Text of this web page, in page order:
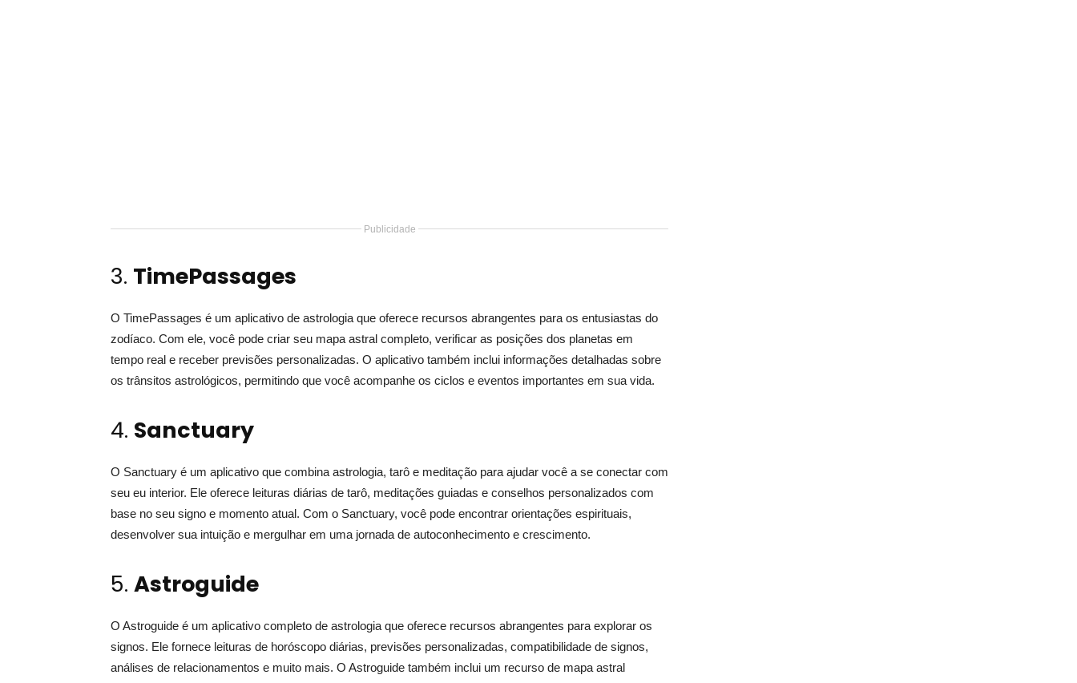
Publicidade
3. TimePassages
O TimePassages é um aplicativo de astrologia que oferece recursos abrangentes para os entusiastas do
zodíaco. Com ele, você pode criar seu mapa astral completo, verificar as posições dos planetas em
tempo real e receber previsões personalizadas. O aplicativo também inclui informações detalhadas sobre
os trânsitos astrológicos, permitindo que você acompanhe os ciclos e eventos importantes em sua vida.
4. Sanctuary
O Sanctuary é um aplicativo que combina astrologia, tarô e meditação para ajudar você a se conectar com
seu eu interior. Ele oferece leituras diárias de tarô, meditações guiadas e conselhos personalizados com
base no seu signo e momento atual. Com o Sanctuary, você pode encontrar orientações espirituais,
desenvolver sua intuição e mergulhar em uma jornada de autoconhecimento e crescimento.
5. Astroguide
O Astroguide é um aplicativo completo de astrologia que oferece recursos abrangentes para explorar os
signos. Ele fornece leituras de horóscopo diárias, previsões personalizadas, compatibilidade de signos,
análises de relacionamentos e muito mais. O Astroguide também inclui um recurso de mapa astral